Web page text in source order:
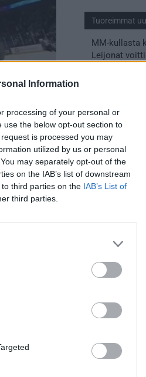
Information
processing of your personal or
the below opt-out section to
is processed you may
utilized by us or personal
may separately opt-out of the
on the IAB’s list of downstream
third parties on the IAB’s List of
third parties.
Venäjä sekä
Tuoreimmat
MM-kullasta
Leijonat
Tässä
31.05.2026 18:37
Huikeaa
kaatoi
31.05.2026 18:25
Vakuuttava
nurin ja
28.05.2026 19:11
Suomi –
näin aukeaa